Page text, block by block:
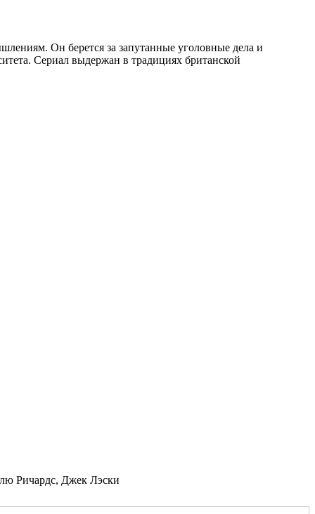
Он берется за запутанные уголовные дела и
Сериал выдержан в традициях британской
Ричардс, Джек Лэски